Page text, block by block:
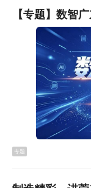
【专题】数智
专题